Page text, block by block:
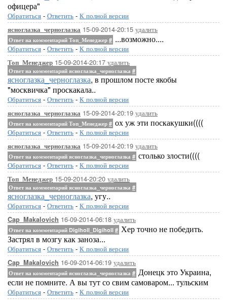
офицера"
Обратиться - Ответить - К полной версии
ясноглазка_черноглазка 15-09-2014-20:15 удалить
Ответ на комментарий Топ_Менеджер # ...возможно....
Обратиться - Ответить - К полной версии
Топ_Менеджер 15-09-2014-20:17 удалить
Ответ на комментарий ясноглазка_черноглазка #
ясноглазка_черноглазка, в прошлом посте якобы
"москвичка" проскакала..
Обратиться - Ответить - К полной версии
ясноглазка_черноглазка 15-09-2014-20:19 удалить
Ответ на комментарий Топ_Менеджер # ох уж эти поскакушки((((
Обратиться - Ответить - К полной версии
ясноглазка_черноглазка 15-09-2014-20:19 удалить
Ответ на комментарий ясноглазка_черноглазка # столько злости((((
Обратиться - Ответить - К полной версии
Топ_Менеджер 15-09-2014-20:20 удалить
Ответ на комментарий ясноглазка_черноглазка #
ясноглазка_черноглазка, угу..
Обратиться - Ответить - К полной версии
Cap_Makalovich 16-09-2014-06:18 удалить
Ответ на комментарий Digiholl_Digiholl # Хер точно не победить.
Застрял в мозгу как заноза...
Обратиться - Ответить - К полной версии
Cap_Makalovich 16-09-2014-06:19 удалить
Ответ на комментарий ясноглазка_черноглазка # Донецк это Украина,
если не помните. А вы тут со свим самоваром... тульским
Обратиться - Ответить - К полной версии